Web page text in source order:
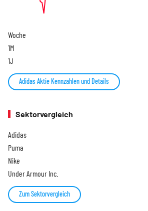
Woche
1M
1J
Adidas Aktie Kennzahlen und Details
Sektorvergleich
Adidas
Puma
Nike
Under Armour Inc.
Zum Sektorvergleich